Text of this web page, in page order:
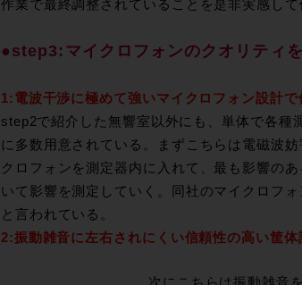
作業で最終調整されていることを是非実感して
●step3:マイクロフォンのクオリティ
1:電波干渉に極めて強いマイクロフォン設計
step2で紹介した無響室以外にも、単体で各種
に多数用意されている。まずこちらは電磁波
クロフォンを測定器内に入れて、最も影響の
いて影響を測定していく。同社のマイクロフ
と言われている。
2:振動雑音に左右されにくい信頼性の高い筐体